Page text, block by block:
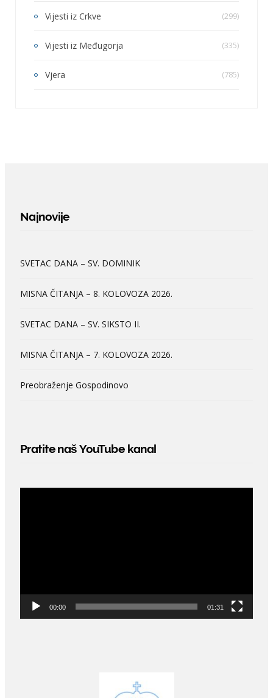
Vijesti iz Crkve (299)
Vijesti iz Međugorja (335)
Vjera (785)
Najnovije
SVETAC DANA – SV. DOMINIK
MISNA ČITANJA – 8. KOLOVOZA 2026.
SVETAC DANA – SV. SIKSTO II.
MISNA ČITANJA – 7. KOLOVOZA 2026.
Preobraženje Gospodinovo
Pratite naš YouTube kanal
00:00 01:31